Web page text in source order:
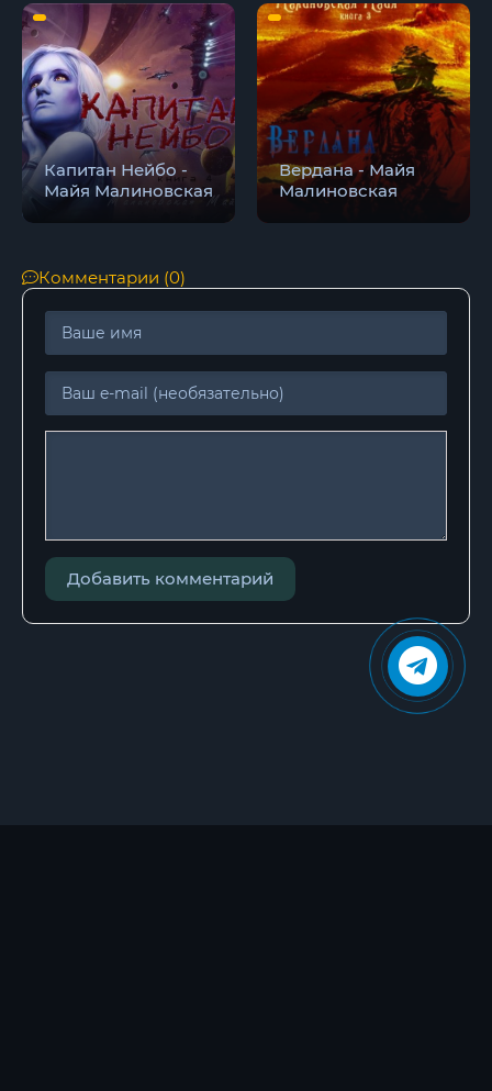
Остров (книга 5) 19
Остров (книга 5) 20
Остров (книга 5) 21
Остров (книга 5) 22
Остров (книга 5) 23
Остров (книга 5) 25
Капитан Нейбо -
Майя Малиновская
Вердана - Майя
Малиновская
Комментарии (0)
Добавить комментарий